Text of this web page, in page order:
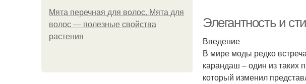
Мята перечная для волос. Мята для
волос — полезные свойства
растения
Элегантность и
Введение
В мире моды редко
карандаш – один из таких
который изменил